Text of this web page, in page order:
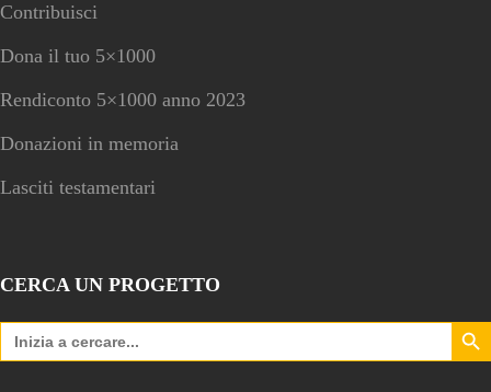
Contribuisci
Dona il tuo 5×1000
Rendiconto 5×1000 anno 2023
Donazioni in memoria
Lasciti testamentari
CERCA UN PROGETTO
Search
for:
Search